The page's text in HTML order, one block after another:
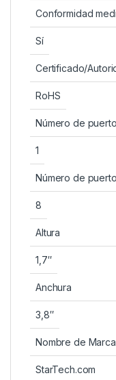
Conformidad
Sí
Certificado/
RoHS
Número de
1
Número de
8
Altura
1,7″
Anchura
3,8″
Nombre de Marca
StarTech.com